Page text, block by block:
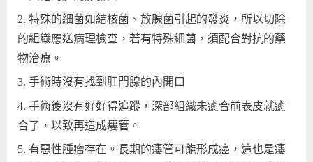
特殊的細菌如結核菌、放腺菌引起的發炎，所以切除
的組織應送病理檢查，若有特殊細菌，須配合對抗的藥
物治療。
手術時沒有找到肛門腺的內開口
手術後沒有好好得追蹤，深部組織未癒合前表皮就癒
合了，以致再造成瘻管。
有惡性腫瘤存在。長期的瘻管可能形成癌，這也是瘻